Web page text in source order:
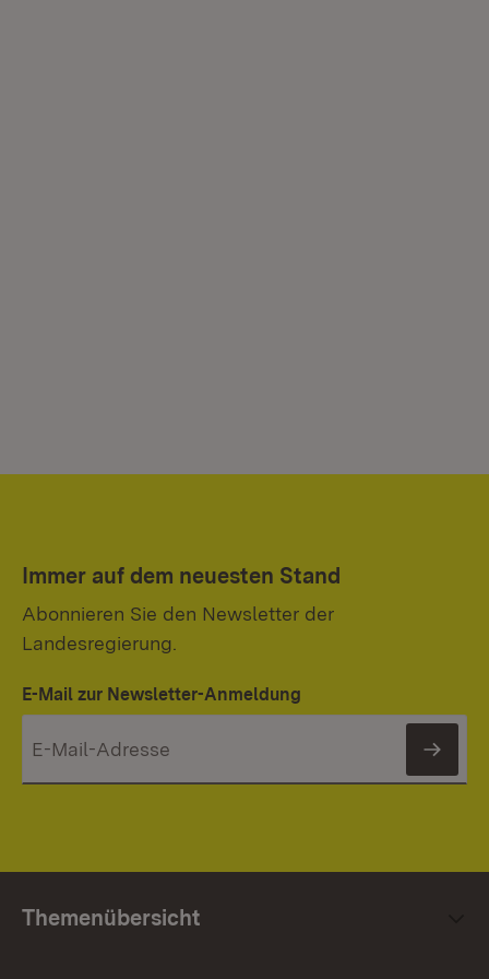
Immer auf dem neuesten Stand
Abonnieren Sie den Newsletter der
Landesregierung.
E-Mail zur Newsletter-Anmeldung
Themenübersicht